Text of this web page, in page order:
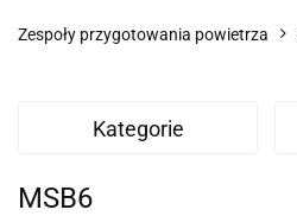
Zespoły przygotowania powietrza
Kategorie
MSB6